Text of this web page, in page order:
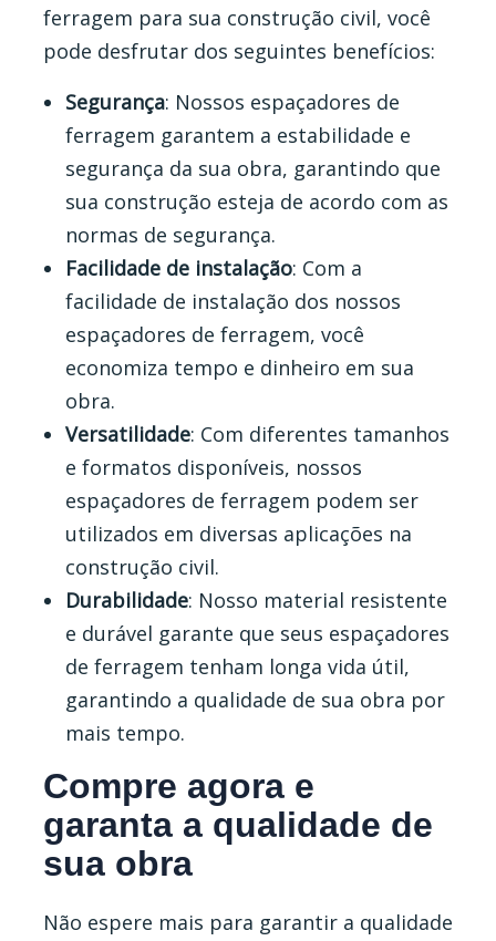
ferragem para sua construção civil, você
pode desfrutar dos seguintes benefícios:
Segurança: Nossos espaçadores de
ferragem garantem a estabilidade e
segurança da sua obra, garantindo que
sua construção esteja de acordo com as
normas de segurança.
Facilidade de instalação: Com a
facilidade de instalação dos nossos
espaçadores de ferragem, você
economiza tempo e dinheiro em sua
obra.
Versatilidade: Com diferentes tamanhos
e formatos disponíveis, nossos
espaçadores de ferragem podem ser
utilizados em diversas aplicações na
construção civil.
Durabilidade: Nosso material resistente
e durável garante que seus espaçadores
de ferragem tenham longa vida útil,
garantindo a qualidade de sua obra por
mais tempo.
Compre agora e
garanta a qualidade de
sua obra
Não espere mais para garantir a qualidade